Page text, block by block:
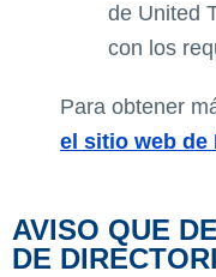
de United
con los
Para obtener
el sitio web de
AVISO QUE
DE